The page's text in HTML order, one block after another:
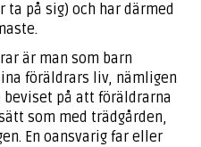
på sig) och har därmed
är man som barn
föräldrars liv, nämligen
på att föräldrarna
som med trädgården,
En oansvarig far eller